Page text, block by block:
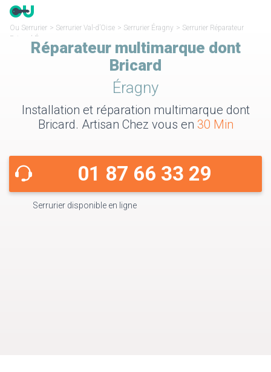
Ou Serrurier > Serrurier Val-d’Oise > Serrurier Éragny > Serrurier Réparateur
Bricard Éragny
Réparateur multimarque dont
Bricard
Éragny
Installation et réparation multimarque dont
Bricard. Artisan Chez vous en 30 Min
01 87 66 33 29
Serrurier disponible en ligne